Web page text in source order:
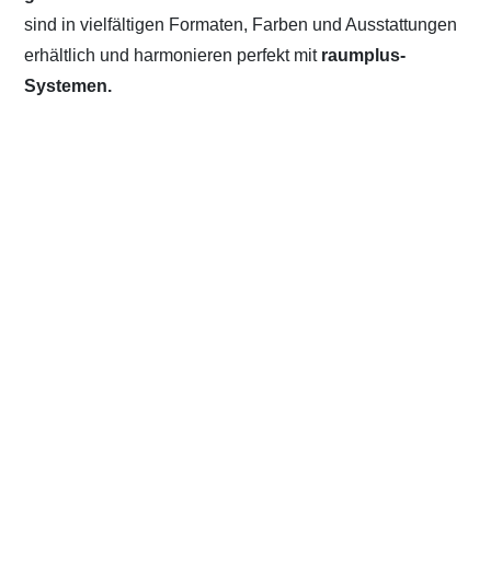
sind in vielfältigen Formaten, Farben und Ausstattungen
erhältlich und harmonieren perfekt mit raumplus-
Systemen.